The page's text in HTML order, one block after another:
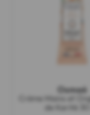
Osmaé
Crème Mains et
de Karité 30